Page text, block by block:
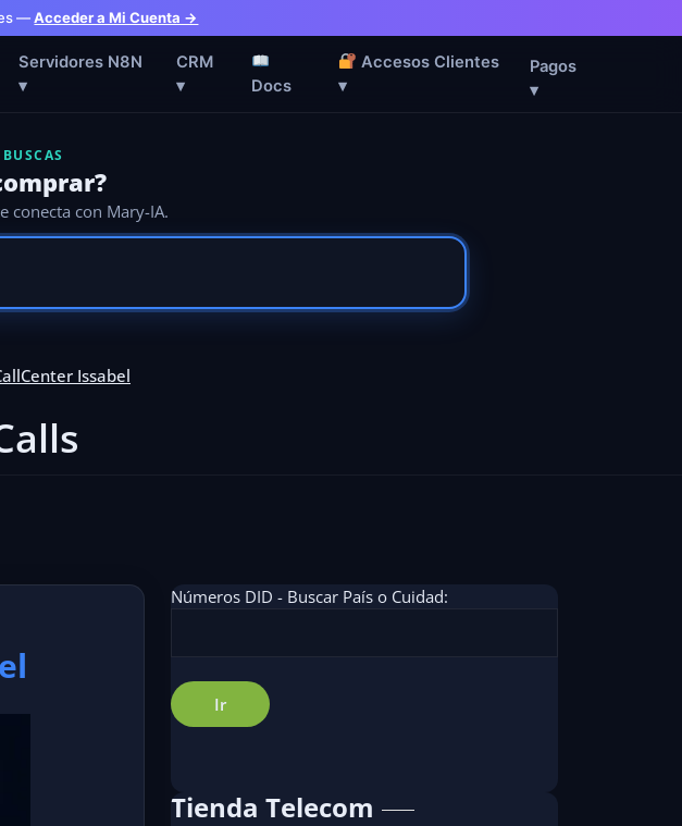
—Acceder a Mi Cuenta →
Servidores N8N
▾
CRM
▾
Docs
Accesos Clientes
▾
Pagos
▾
conecta con Mary-IA.
Issabel
Números DID - Buscar País o Cuidad:
Tienda Telecom